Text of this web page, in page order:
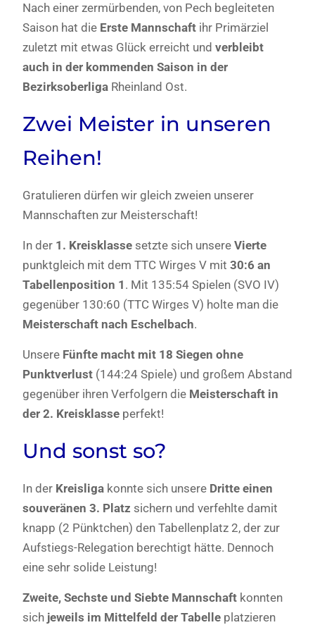
Nach einer zermürbenden, von Pech begleiteten
Saison hat die Erste Mannschaftihr Primärziel
zuletzt mit etwas Glück erreicht und verbleibt
auch in der kommenden Saison in der
BezirksoberligaRheinland Ost.
Zwei Meister in unseren
Reihen!
Gratulieren dürfen wir gleich zweien unserer
Mannschaften zur Meisterschaft!
In der 1. Kreisklassesetzte sich unsere Vierte
punktgleich mit dem TTC Wirges V mit 30:6 an
Tabellenposition 1 . Mit 135:54 Spielen (SVO IV)
gegenüber 130:60 (TTC Wirges V) holte man die
Meisterschaft nach Eschelbach.
Unsere Fünfte macht mit 18 Siegen ohne
Punktverlust(144:24 Spiele) und großem Abstand
gegenüber ihren Verfolgern die Meisterschaft in
der 2. Kreisklasseperfekt!
Und sonst so?
In der Kreisligakonnte sich unsere Dritte einen
souveränen 3. Platz sichern und verfehlte damit
knapp (2 Pünktchen) den Tabellenplatz 2, der zur
Aufstiegs-Relegation berechtigt hätte. Dennoch
eine sehr solide Leistung!
Zweite, Sechste und Siebte Mannschaftkonnten
sich jeweils im Mittelfeld der Tabelleplatzieren